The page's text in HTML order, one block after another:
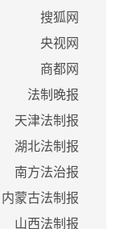
搜狐网
央视网
商都网
法制晚报
天津法制报
湖北法制报
南方法治报
内蒙古法制报
山西法制报